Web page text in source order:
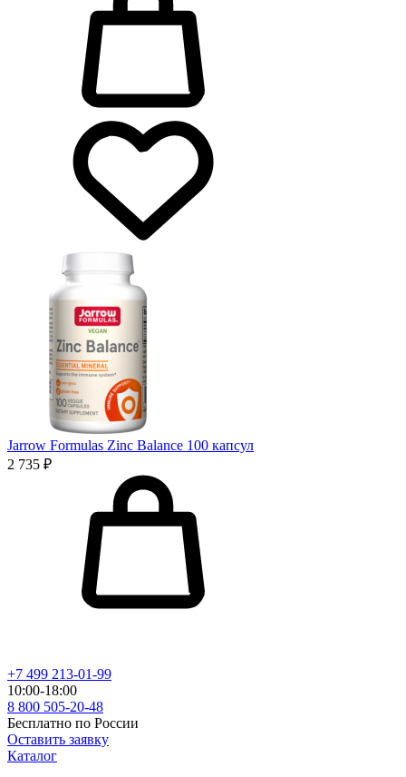
Jarrow Formulas Zinc Balance 100 капсул
2 735 ₽
+7 499 213-01-99
10:00-18:00
8 800 505-20-48
Бесплатно по России
Оставить заявку
Каталог